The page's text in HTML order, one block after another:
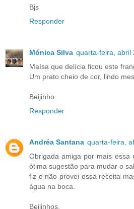
Bjs
Responder
Mónica Silva quarta-feira, abril
Maísa que delícia ficou este
Um prato cheio de cor, lindo
Beijinho
Responder
Andréa Santana quarta-feira,
Obrigada amiga por mais essa
ótima sugestão para mudar o
fiz e não provei essa receita
água na boca.
Beijinhos,